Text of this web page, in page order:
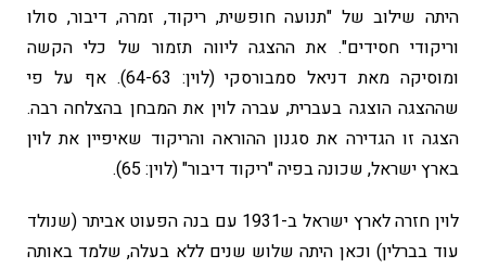
היתה שילוב של "תנועה חופשית, ריקוד, זמרה, דיבור, סולו
וריקודי חסידים". את ההצגה ליווה תזמור של כלי הקשה
ומוסיקה מאת דניאל סמבורסקי (לוין: 64-63). אף על פי
שההצגה הוצגה בעברית, עברה לוין את המבחן בהצלחה רבה.
הצגה זו הגדירה את סגנון ההוראה והריקוד שאיפיין את לוין
בארץ ישראל, שכונה בפיה "ריקוד דיבור" (לוין: 65).
לוין חזרה לארץ ישראל ב-1931 עם בנה הפעוט אביתר (שנולד
עוד בברלין) וכאן היתה שלוש שנים ללא בעלה, שלמד באותה